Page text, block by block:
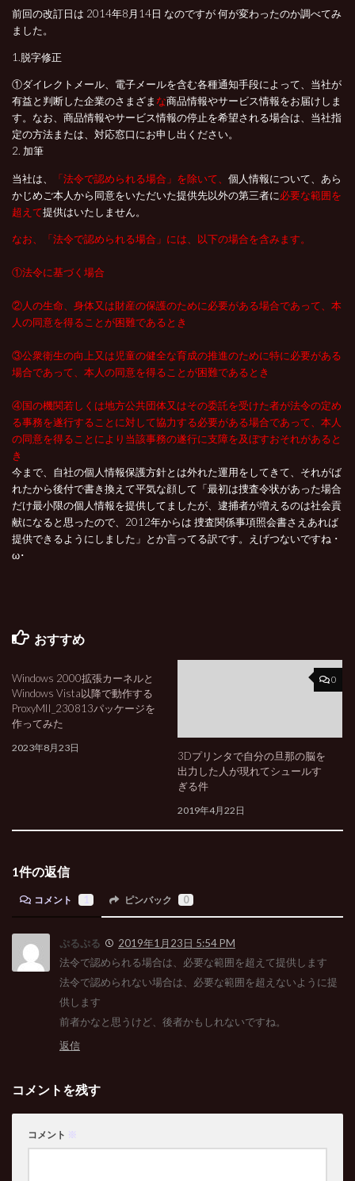
前回の改訂日は 2014年8月14日 なのですが 何が変わったのか調べてみ
ました。
1.脱字修正
①ダイレクトメール、電子メールを含む各種通知手段によって、当社が
有益と判断した企業のさまざま な商品情報やサービス情報をお届けしま
す。なお、商品情報やサービス情報の停止を希望される場合は、当社指
定の方法または、対応窓口にお申し出ください。
2. 加筆
当社は、 「法令で認められる場合」を除いて、 個人情報について、あら
かじめご本人から同意をいただいた提供先以外の第三者に必要な範囲を
超えて提供はいたしません。
なお、「法令で認められる場合」には、以下の場合を含みます。
①法令に基づく場合
②人の生命、身体又は財産の保護のために必要がある場合であって、本
人の同意を得ることが困難であるとき
③公衆衛生の向上又は児童の健全な育成の推進のために特に必要がある
場合であって、本人の同意を得ることが困難であるとき
④国の機関若しくは地方公共団体又はその委託を受けた者が法令の定め
る事務を遂行することに対して協力する必要がある場合であって、本人
の同意を得ることにより当該事務の遂行に支障を及ぼすおそれがあると
き
今まで、自社の個人情報保護方針とは外れた運用をしてきて、それがば
れたから後付で書き換えて平気な顔して「最初は捜査令状があった場合
だけ最小限の個人情報を提供してましたが、逮捕者が増えるのは社会貢
献になると思ったので、2012年からは 捜査関係事項照会書さえあれば
提供できるようにしました」とか言ってる訳です。えげつないですね ･
ω･
おすすめ
Windows 2000拡張カーネルと
Windows Vista以降で動作する
ProxyMII_230813パッケージを
作ってみた
2023年8月23日
0
3Dプリンタで自分の旦那の脳を
出力した人が現れてシュールす
ぎる件
2019年4月22日
1件の返信
コメント ピンバック 0
ぷるぷる
2019年1月23日 5:54 PM
法令で認められる場合は、必要な範囲を超えて提供します
法令で認められない場合は、必要な範囲を超えないように提
供します
前者かなと思うけど、後者かもしれないですね。
返信
コメントを残す
コメント ※